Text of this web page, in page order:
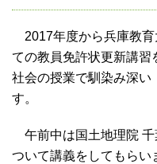
2017年度から兵庫教育
ての教員免許状更新講習
社会の授業で馴染み深い
す。
午前中は国土地理院 千
ついて講義をしてもらい